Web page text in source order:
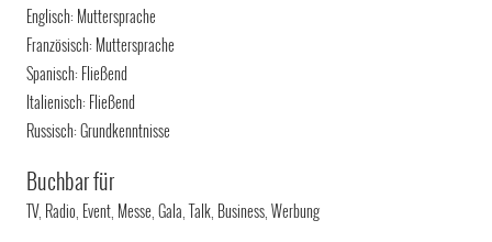
Englisch: Muttersprache
Französisch: Muttersprache
Spanisch: Fließend
Italienisch: Fließend
Russisch: Grundkenntnisse
Buchbar für
TV, Radio, Event, Messe, Gala, Talk, Business, Werbung